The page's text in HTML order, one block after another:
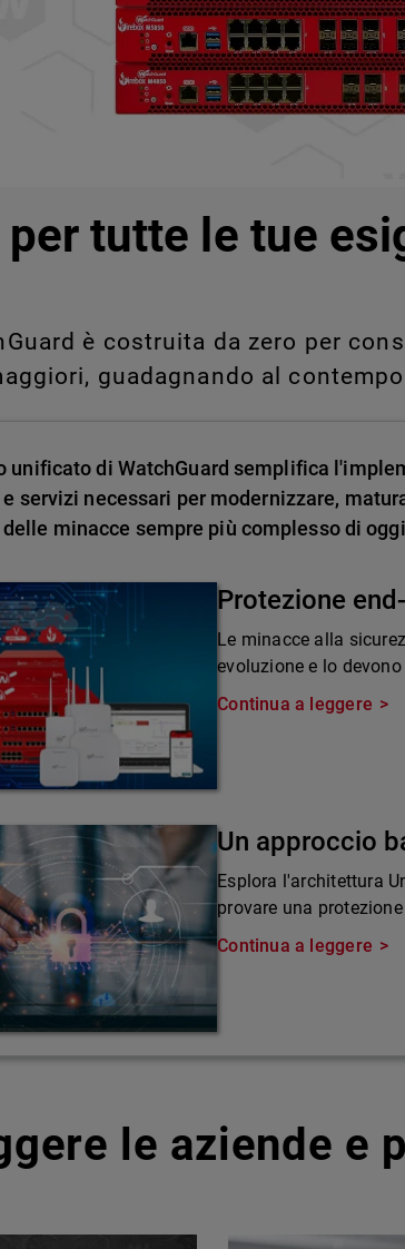
Shadow AI e Shadow
su larga scala.
tutte le tue
è costruita da zero per
guadagnando al
unificato di WatchGuard semplifica
servizi necessari per modernizzare,
minacce sempre più complesso di
Protezione
Le minacce alla
evoluzione e lo
Continua a leggere
Un approccio
Esplora l'architettura
provare una
Continua a leggere
le aziende e